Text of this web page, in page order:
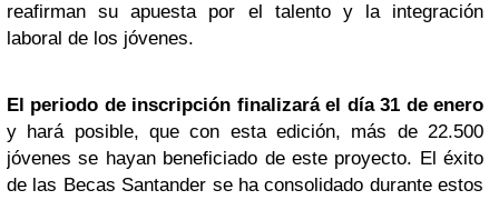
reafirman su apuesta por el talento y la integración
laboral de los jóvenes.
El periodo de inscripción finalizará el día 31 de enero
y hará posible, que con esta edición, más de 22.500
jóvenes se hayan beneficiado de este proyecto. El éxito
de las Becas Santander se ha consolidado durante estos